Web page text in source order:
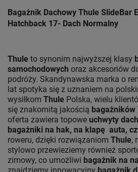
Bagażnik Dachowy Thule SlideBar
Hatchback 17- Dach Normalny
Thule to synonim najwyższej klasy
samochodowych oraz akcesoriów
podróży. Skandynawska marka o
lat spotyka się z uznaniem na
wysiłkom Thule Polska, wielu
się znakomitą jakością bagażników
oferta zawiera topowe uchwyty
bagażniki na hak, na klapę auta,
roweru, dzięki rozwiązaniom Thule,
stylowo przewieziemy również
zimowy, co umożliwi bagażnik na